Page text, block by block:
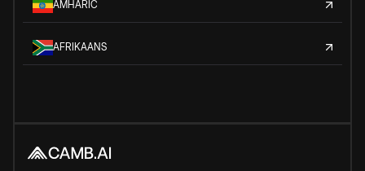
AMHARIC
AFRIKAANS